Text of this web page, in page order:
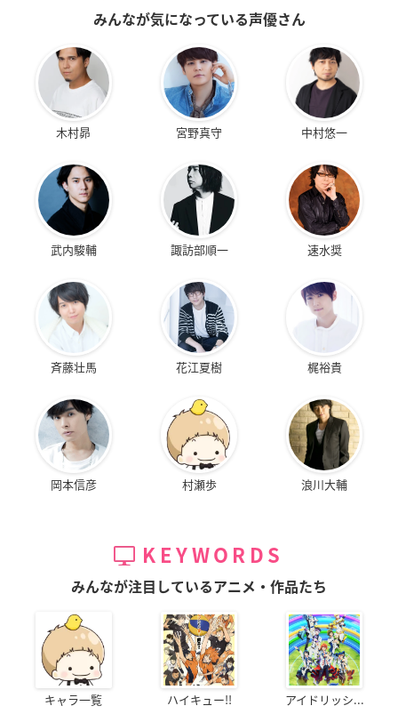
みんなが気になっている声優さん
木村昴 宮野真守 中村悠一
武内駿輔 諏訪部順一 速水奨
斉藤壮馬 花江夏樹 梶裕貴
岡本信彦 村瀬歩 浪川大輔
KEYWORDS
みんなが注目しているアニメ・作品たち
キャラ一覧 ハイキュー!! アイドリッシ...